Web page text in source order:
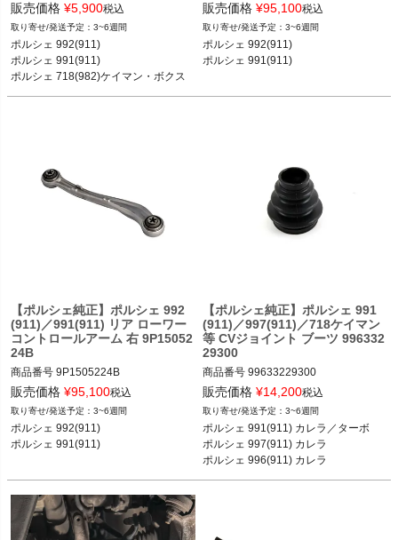
ポルシェ 992(911) カレラ／カレラS／
カレラ4S／GT3 18-
ポルシェ 991(911) カレラ／カレラS／
カレラ4／カレラ4S／ターボ／ターボ
S／GT3／GT3 RS 11-18
ター／ボクスターS／ボクスターGTS
ポルシェ 981ケイマン ケイマン／ケイ
販売価格 ¥5,900税込
3~6週間
ポルシェ 992(911)
ポルシェ 991(911)
ポルシェ 718(982)ケイマン・ボクス
ポルシェ 992(911) カレラ／カレラS／
カレラ4S／GT3 18-
ポルシェ 991(911) カレラ／カレラS／
カレラ4／カレラ4S／ターボ／ターボ
販売価格 ¥95,100税込
3~6週間
ポルシェ 992(911)
ポルシェ 991(911)
【ポルシェ純正】ポルシェ 992
(911)／991(911) リア ローワー
コントロールアーム 右 9P15052
24B
商品番号 9P1505224B
ポルシェ 992(911) カレラ／カレラS／
カレラ4S／GT3 18-
ポルシェ 991(911) カレラ／カレラS／
カレラ4／カレラ4S／ターボ／ターボ
販売価格 ¥95,100税込
3~6週間
ポルシェ 992(911)
ポルシェ 991(911)
【ポルシェ純正】ポルシェ 991
(911)／997(911)／718ケイマン
等 CVジョイント ブーツ 996332
29300
商品番号 99633229300
ポルシェ 991(911) カレラ／カレラS／
カレラ4／カレラ4S／ターボ／ターボ
S 11-18
ポルシェ 997(911) カレラ／カレラS／
カレラGTS／カレラ4／カレラ4S／カ
販売価格 ¥14,200税込
3~6週間
ポルシェ 991(911) カレラ／ターボ
ポルシェ 997(911) カレラ
ポルシェ 996(911) カレラ